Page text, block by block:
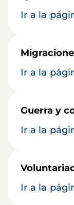
Ir a la
Ir a la
Guerra y
Ir a la
Ir a la